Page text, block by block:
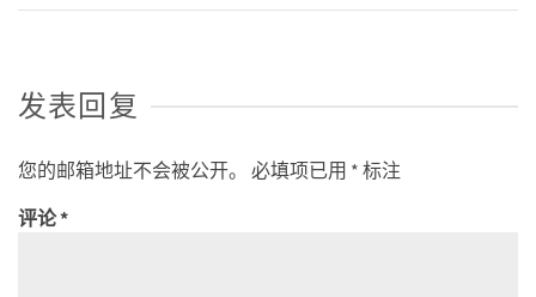
发表回复
您的邮箱地址不会被公开。 必填项已用 * 标注
评论*